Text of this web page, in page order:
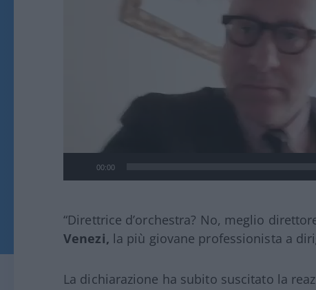
00:00
“Direttrice d’orchestra? No, meglio
Venezi, la più giovane professionista a
La dichiarazione ha subito suscitato la